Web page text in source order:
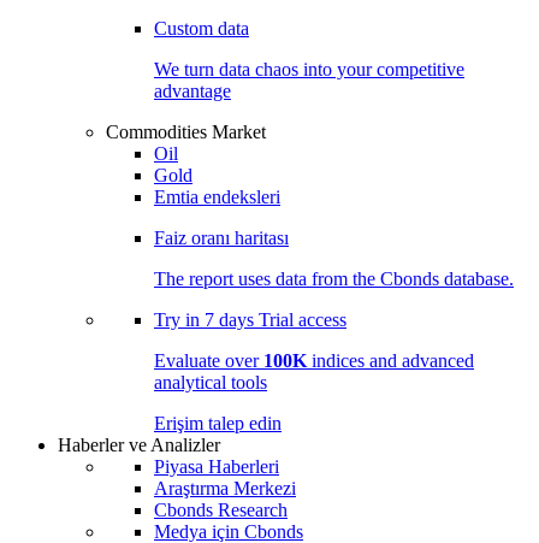
Custom data
We turn data chaos into your competitive
advantage
Commodities Market
Oil
Gold
Emtia endeksleri
Faiz oranı haritası
The report uses data from the Cbonds database.
Try in 7 days Trial access
Evaluate over 100K indices and advanced
analytical tools
Erişim talep edin
Haberler ve Analizler
Piyasa Haberleri
Araştırma Merkezi
Cbonds Research
Medya için Cbonds